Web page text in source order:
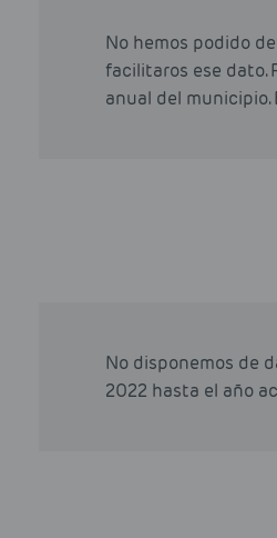
No hemos podido
facilitaros ese dato.
anual del
No disponemos de
2022 hasta el año